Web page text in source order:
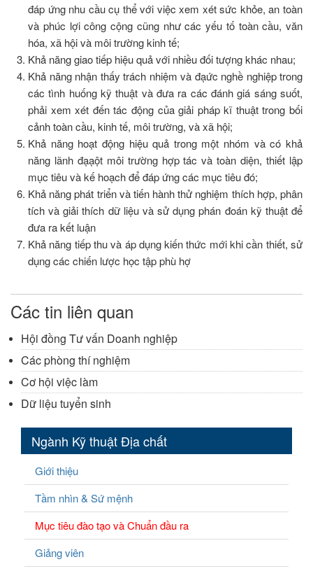
đáp ứng nhu cầu cụ thể với việc xem xét sức khỏe, an toàn
và phúc lợi công cộng cũng như các yếu tố toàn cầu, văn
hóa, xã hội và môi trường kinh tế;
Khả năng giao tiếp hiệu quả với nhiều đối tượng khác nhau;
Khả năng nhận thấy trách nhiệm và đạức nghề nghiệp trong
các tình huống kỹ thuật và đưa ra các đánh giá sáng suốt,
phải xem xét đến tác động của giải pháp kĩ thuật trong bối
cảnh toàn cầu, kinh tế, môi trường, và xã hội;
Khả năng hoạt động hiệu quả trong một nhóm và có khả
năng lãnh đạạột môi trường hợp tác và toàn diện, thiết lập
mục tiêu và kế hoạch để đáp ứng các mục tiêu đó;
Khả năng phát triển và tiến hành thử nghiệm thích hợp, phân
tích và giải thích dữ liệu và sử dụng phán đoán kỹ thuật để
đưa ra kết luận
Khả năng tiếp thu và áp dụng kiến thức mới khi cần thiết, sử
dụng các chiến lược học tập phù hợ
Các tin liên quan
Hội đồng Tư vấn Doanh nghiệp
Các phòng thí nghiệm
Cơ hội việc làm
Dữ liệu tuyển sinh
Ngành Kỹ thuật Địa chất
Giới thiệu
Tầm nhìn & Sứ mệnh
Mục tiêu đào tạo và Chuẩn đầu ra
Giảng viên